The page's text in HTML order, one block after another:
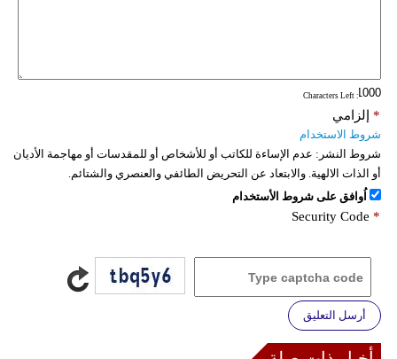
: Characters Left
إلزامي *
شروط الاستخدام
شروط النشر: عدم الإساءة للكاتب أو للأشخاص أو للمقدسات أو مهاجمة الأديان
أو الذات الالهية. والابتعاد عن التحريض الطائفي والعنصري والشتائم.
اُوافق على شروط الأستخدام
Security Code *
أرسل التعليق